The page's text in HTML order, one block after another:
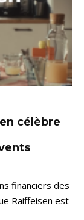
célèbre
financiers des
Raiffeisen est